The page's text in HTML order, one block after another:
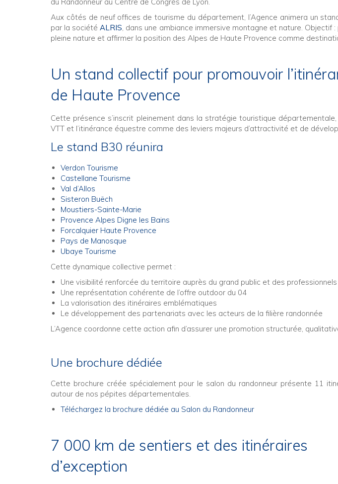
Aux côtés de neuf offices de tourisme du département, l’Agence animera un
par la sociétéALRIS, dans une ambiance immersive montagne et nature. Objectif
pleine nature et affirmer la position des Alpes de Haute Provence comme
Un stand collectif pour promouvoir
de Haute Provence
Cette présence s’inscrit pleinement dans la stratégie touristique
VTT et l’itinérance équestre comme des leviers majeurs d’attractivité et de
Le stand B30 réunira
Verdon Tourisme
Castellane Tourisme
Val d’Allos
Sisteron Buëch
Moustiers-Sainte-Marie
Provence Alpes Digne les Bains
Forcalquier Haute Provence
Pays de Manosque
Ubaye Tourisme
Cette dynamique collective permet :
Une visibilité renforcée du territoire auprès du grand public et des professionnels
Une représentation cohérente de l’offre outdoor du 04
La valorisation des itinéraires emblématiques
Le développement des partenariats avec les acteurs de la filière randonnée
L’Agence coordonne cette action afin d’assurer une promotion structurée,
Une brochure dédiée
Cette brochure créée spécialement pour le salon du randonneur présente 11
autour de nos pépites départementales.
Téléchargez la brochure dédiée au Salon du Randonneur
7 000 km de sentiers et des itinéraires
d’exception